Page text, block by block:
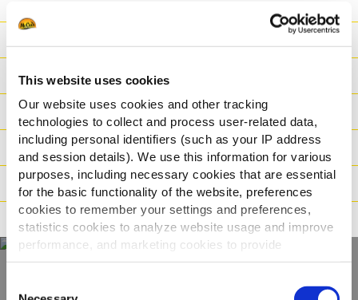
This website uses cookies
Our website uses cookies and other tracking
technologies to collect and process user-related data,
including personal identifiers (such as your IP address
and session details). We use this information for various
purposes, including necessary cookies that are essential
for the basic functionality of the website, preferences
cookies to remember your settings and preferences,
statistics cookies to analyze website usage and improve
performance, and marketing cookies to provide
personalized content and advertising.
By clicking 'Allow all cookies', you consent to the use of
Nutritionnelles
Ingrédients
Poids / Transport
Modes de cuisson
Certifications